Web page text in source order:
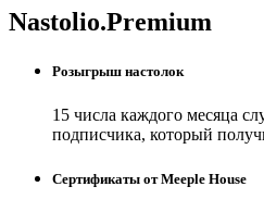
Nastolio.Premium
Розыгрыш настолок
15 числа каждого месяца
подписчика, который
Сертификаты от Meeple House